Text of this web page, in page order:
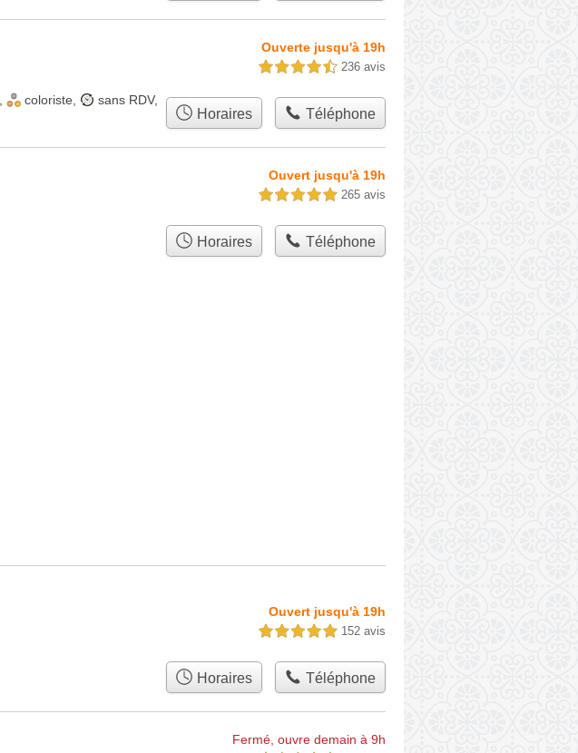
Ouverte jusqu'à 19h
4,5 étoiles sur 5 236 avis
coloriste sans RDV,
Horaires Téléphone
Ouvert jusqu'à 19h
5,0 étoiles sur 5 265 avis
Horaires Téléphone
Ouvert jusqu'à 19h
5,0 étoiles sur 5 152 avis
Horaires Téléphone
Fermé, ouvre demain à 9h